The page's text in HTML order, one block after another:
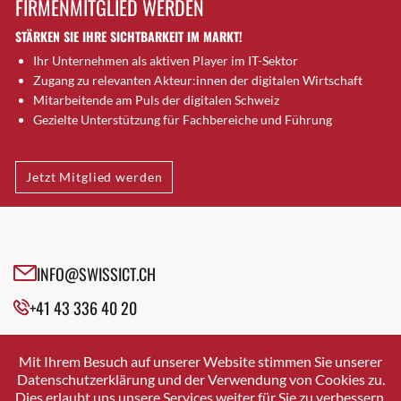
Brugg AG
Brütten
Bubendorf
Bubikon
Buchs (SG)
Bäretswil
Bülach
Cazis
Crissier
Davos Platz
Dierikon
Dietikon
FIRMENMITGLIED WERDEN
STÄRKEN SIE IHRE SICHTBARKEIT IM MARKT!
Ihr Unternehmen als aktiven Player im IT-Sektor
Zugang zu relevanten Akteur:innen der digitalen Wirtschaft
Mitarbeitende am Puls der digitalen Schweiz
Gezielte Unterstützung für Fachbereiche und Führung
Jetzt Mitglied werden
INFO@SWISSICT.CH
+41 43 336 40 20
SWISSICT
VULKANSTRASSE 120
8048 ZURICH
Mit Ihrem Besuch auf unserer Website stimmen Sie unserer
Datenschutzerklärung und der Verwendung von Cookies zu.
Dies erlaubt uns unsere Services weiter für Sie zu verbessern.